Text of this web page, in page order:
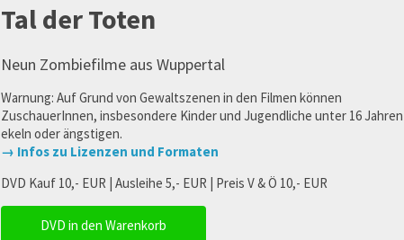
Tal der Toten
Neun Zombiefilme aus Wuppertal
Warnung: Auf Grund von Gewaltszenen in den Filmen können
ZuschauerInnen, insbesondere Kinder und Jugendliche unter 16 Jahren
ekeln oder ängstigen.
→ Infos zu Lizenzen und Formaten
DVD Kauf 10,- EUR | Ausleihe 5,- EUR | Preis V & Ö 10,- EUR
DVD in den Warenkorb